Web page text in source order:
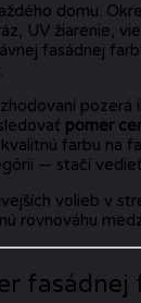
domu.
UV žiarenie,
fasádnej
pozerá
pomer
farbu na
— stačí
volieb v
rovnováhu
fasádnej